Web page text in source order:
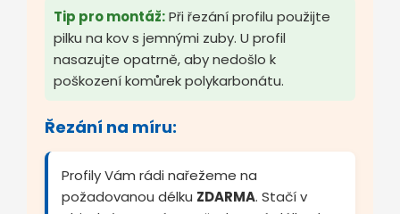
Tip pro montáž:Při řezání profilu použijte
pilku na kov s jemnými zuby. U profil
nasazujte opatrně, aby nedošlo k
poškození komůrek polykarbonátu.
Řezání na míru:
Profily Vám rádi nařežeme na
požadovanou délku ZDARMA. Stačí v